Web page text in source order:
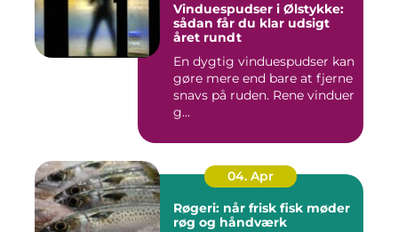
Vinduespudser i Ølstykke:
sådan får du klar udsigt
året rundt
En dygtig vinduespudser kan
gøre mere end bare at fjerne
snavs på ruden. Rene vinduer
g...
04. Apr
Røgeri: når frisk fisk møder
røg og håndværk